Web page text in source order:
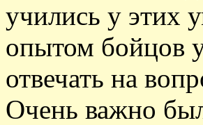
учились у этих
опытом бойцов
отвечать на
Очень важно